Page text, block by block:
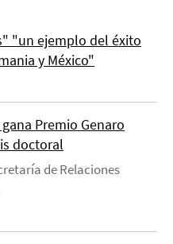
"un ejemplo del éxito
y México"
Premio Genaro
doctoral
de Relaciones